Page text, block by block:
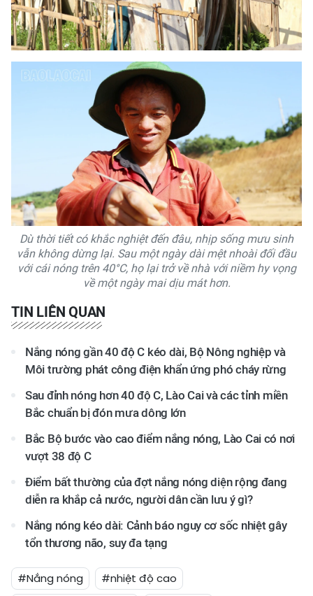
Dù thời tiết có khắc nghiệt đến đâu, nhịp sống mưu sinh
vẫn không dừng lại. Sau một ngày dài mệt nhoài đối đầu
với cái nóng trên 40°C, họ lại trở về nhà với niềm hy vọng
về một ngày mai dịu mát hơn.
TIN LIÊN QUAN
Nắng nóng gần 40 độ C kéo dài, Bộ Nông nghiệp và
Môi trường phát công điện khẩn ứng phó cháy rừng
Sau đỉnh nóng hơn 40 độ C, Lào Cai và các tỉnh miền
Bắc chuẩn bị đón mưa dông lớn
Bắc Bộ bước vào cao điểm nắng nóng, Lào Cai có nơi
vượt 38 độ C
Điểm bất thường của đợt nắng nóng diện rộng đang
diễn ra khắp cả nước, người dân cần lưu ý gì?
Nắng nóng kéo dài: Cảnh báo nguy cơ sốc nhiệt gây
tổn thương não, suy đa tạng
#Nắng nóng
#nhiệt độ cao